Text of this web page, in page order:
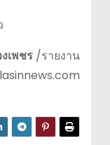
เพชร /รายงาน